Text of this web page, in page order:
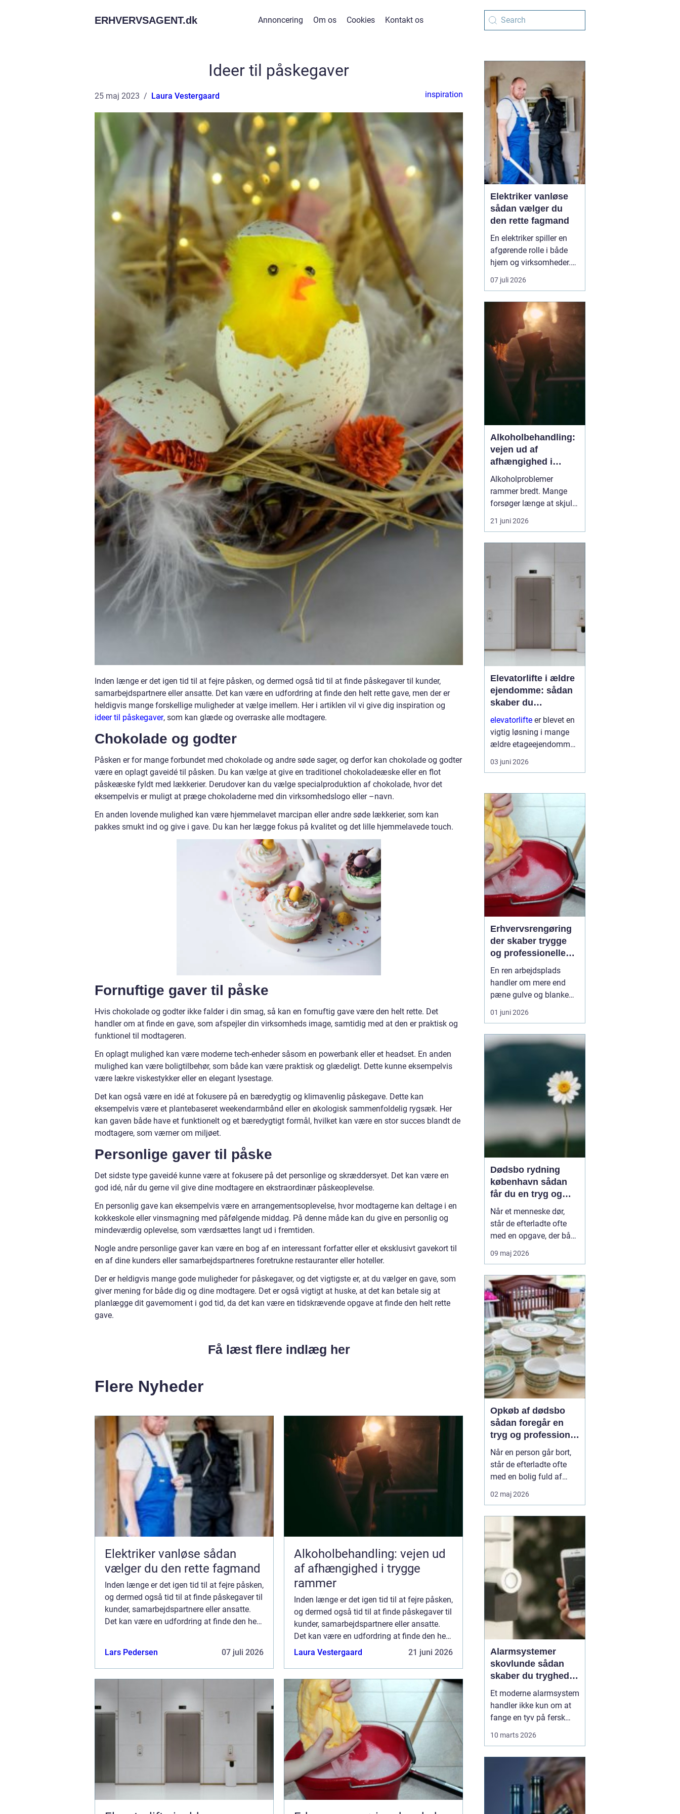
ERHVERVSAGENT.dk Annoncering Om os Cookies Kontakt os
Ideer til påskegaver
25 maj 2023 Laura Vestergaard inspiration
Inden længe er det igen tid til at fejre påsken, og dermed også tid til at finde påskegaver til kunder,
samarbejdspartnere eller ansatte. Det kan være en udfordring at finde den helt rette gave, men der er
heldigvis mange forskellige muligheder at vælge imellem. Her i artiklen vil vi give dig inspiration og
ideer til påskegaver, som kan glæde og overraske alle modtagere.
Chokolade og godter
Påsken er for mange forbundet med chokolade og andre søde sager, og derfor kan chokolade og godter
være en oplagt gaveidé til påsken. Du kan vælge at give en traditionel chokoladeæske eller en flot
påskeæske fyldt med lækkerier. Derudover kan du vælge specialproduktion af chokolade, hvor det
eksempelvis er muligt at præge chokoladerne med din virksomhedslogo eller –navn.
En anden lovende mulighed kan være hjemmelavet marcipan eller andre søde lækkerier, som kan
pakkes smukt ind og give i gave. Du kan her lægge fokus på kvalitet og det lille hjemmelavede touch.
Fornuftige gaver til påske
Hvis chokolade og godter ikke falder i din smag, så kan en fornuftig gave være den helt rette. Det
handler om at finde en gave, som afspejler din virksomheds image, samtidig med at den er praktisk og
funktionel til modtageren.
En oplagt mulighed kan være moderne tech-enheder såsom en powerbank eller et headset. En anden
mulighed kan være boligtilbehør, som både kan være praktisk og glædeligt. Dette kunne eksempelvis
være lækre viskestykker eller en elegant lysestage.
Det kan også være en idé at fokusere på en bæredygtig og klimavenlig påskegave. Dette kan
eksempelvis være et plantebaseret weekendarmbånd eller en økologisk sammenfoldelig rygsæk. Her
kan gaven både have et funktionelt og et bæredygtigt formål, hvilket kan være en stor succes blandt de
modtagere, som værner om miljøet.
Personlige gaver til påske
Det sidste type gaveidé kunne være at fokusere på det personlige og skræddersyet. Det kan være en
god idé, når du gerne vil give dine modtagere en ekstraordinær påskeoplevelse.
En personlig gave kan eksempelvis være en arrangementsoplevelse, hvor modtagerne kan deltage i en
kokkeskole eller vinsmagning med påfølgende middag. På denne måde kan du give en personlig og
mindeværdig oplevelse, som værdsættes langt ud i fremtiden.
Nogle andre personlige gaver kan være en bog af en interessant forfatter eller et eksklusivt gavekort til
en af dine kunders eller samarbejdspartneres foretrukne restauranter eller hoteller.
Der er heldigvis mange gode muligheder for påskegaver, og det vigtigste er, at du vælger en gave, som
giver mening for både dig og dine modtagere. Det er også vigtigt at huske, at det kan betale sig at
planlægge dit gavemoment i god tid, da det kan være en tidskrævende opgave at finde den helt rette
gave.
Få læst flere indlæg her
Flere Nyheder
Elektriker vanløse sådan
vælger du den rette fagmand
Inden længe er det igen tid til at fejre påsken,
og dermed også tid til at finde påskegaver til
kunder, samarbejdspartnere eller ansatte.
Det kan være en udfordring at finde den helt
Lars Pedersen
07 juli 2026
Alkoholbehandling: vejen ud
af afhængighed i trygge
rammer
Inden længe er det igen tid til at fejre påsken,
og dermed også tid til at finde påskegaver til
kunder, samarbejdspartnere eller ansatte.
Det kan være en udfordring at finde den helt
rette gave, men der er heldigvis mang...
Laura Vestergaard 21 juni 2026
Elektriker vanløse
sådan vælger du
den rette fagmand
En elektriker spiller en
afgørende rolle i både
hjem og virksomheder.
Elinstallationer skal
være sikre, lovlige og
intelligent, så du får
mest muligt ud af
strømmen. Når du leder
efter en elektriker i
Vanløse, handler det
der...
07 juli 2026
Alkoholbehandling:
vejen ud af
afhængighed i
trygge rammer
Alkoholproblemer
rammer bredt. Mange
forsøger længe at skjule,
hvor meget de drikker,
både for sig selv og for
ud efter hjælp, selv om
alkoholafh&ael...
21 juni 2026
Elevatorlifte i ældre
ejendomme: sådan
skaber du
tilgængelighed og
værdi
elevatorlifte er blevet en
vigtig løsning i mange
ældre etageejendomme,
hvor beboere ønsker
bedre tilgængelighed
husets arkitektur. Mange
boligforeninge...
03 juni 2026
Erhvervsrengøring
der skaber trygge
og professionelle
rammer
En ren arbejdsplads
handler om mere end
pæne gulve og blanke
bordplader. Et kontor, en
klinik eller en institution,
rent, giver ro, bedre
professionelt indtryk.
Mange virksomheder
oplever, at syste...
01 juni 2026
Dødsbo rydning
københavn sådan
får du en tryg og
effektiv løsning
Når et menneske dør,
står de efterladte ofte
med en opgave, der både
er praktisk krævende og
følelsesmæssigt tung:
Særligt i København,
hvor mange boliger er
små, trapperne er smalle,
og parkeringsforholdene
kan være besværlige, ...
09 maj 2026
Opkøb af dødsbo
sådan foregår en
tryg og professionel
proces
Når en person går bort,
står de efterladte ofte
med en bolig fuld af
minder, møbler og
personlige ejendele. Det
overskue både
praktikken og følelserne
på én gang. Mange
vælger derfor at få hjælp
til opkøb af dødsbo, så
rydning, sort...
02 maj 2026
Alarmsystemer
skovlunde sådan
skaber du tryghed i
hverdagens rammer
Et moderne alarmsystem
handler ikke kun om at
fange en tyv på fersk
og de omkringliggende
byer vælger flere og flere
boligejere og
virksomheder
10 marts 2026